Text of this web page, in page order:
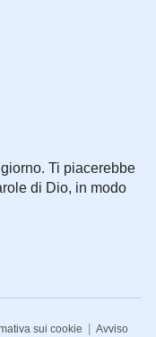
Ti piacerebbe
di Dio, in modo
sui cookie Avviso